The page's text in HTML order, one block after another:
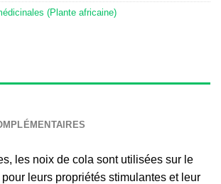
(Plante africaine)
les noix de cola sont utilisées sur le
leurs propriétés stimulantes et leur